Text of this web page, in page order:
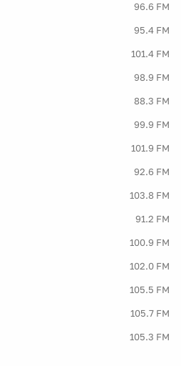
96.6 FM
95.4 FM
101.4 FM
98.9 FM
88.3 FM
99.9 FM
101.9 FM
92.6 FM
103.8 FM
91.2 FM
100.9 FM
102.0 FM
105.5 FM
105.7 FM
105.3 FM